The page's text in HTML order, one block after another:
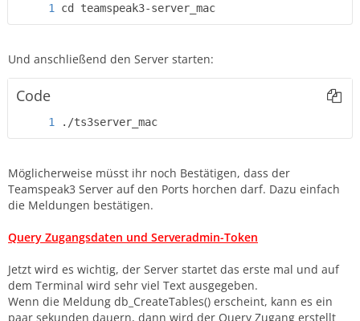
cd teamspeak3-server_mac
Und anschließend den Server starten:
Code
./ts3server_mac
Möglicherweise müsst ihr noch Bestätigen, dass der
Teamspeak3 Server auf den Ports horchen darf. Dazu einfach
die Meldungen bestätigen.
Query Zugangsdaten und Serveradmin-Token
Jetzt wird es wichtig, der Server startet das erste mal und auf
dem Terminal wird sehr viel Text ausgegeben.
Wenn die Meldung db_CreateTables() erscheint, kann es ein
paar sekunden dauern, dann wird der Query Zugang erstellt